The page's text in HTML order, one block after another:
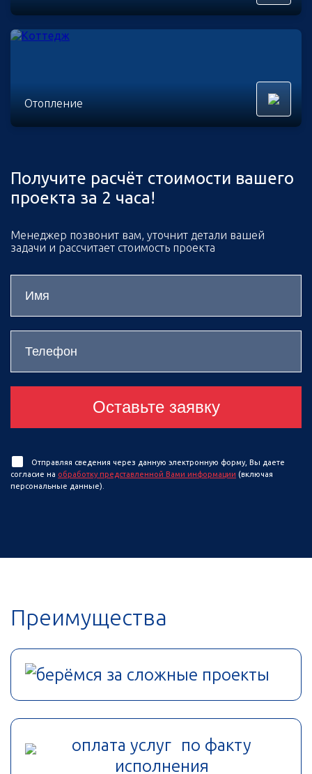
Отопление
Получите расчёт стоимости вашего
проекта за 2 часа!
Менеджер позвонит вам, уточнит детали вашей
задачи и рассчитает стоимость проекта
Оставьте заявку
Отправляя сведения через данную электронную форму, Вы даете
согласие на обработку представленной Вами информации (включая
персональные данные).
Преимущества
берёмся за сложные проекты
оплата услуг по факту
исполнения